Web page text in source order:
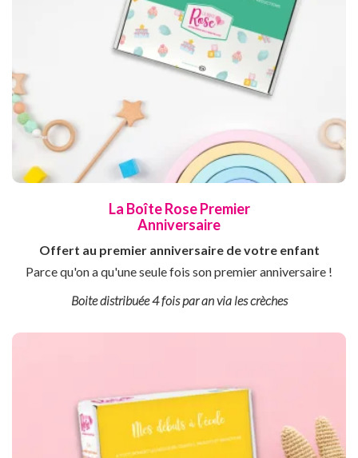
La Boîte Rose Premier
Anniversaire
Offert au premier anniversaire de votre enfant
Parce qu'on a qu'une seule fois son premier anniversaire !
Boite distribuée 4 fois par an via les crèches